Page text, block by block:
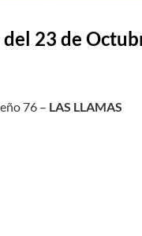
del 23 de
76 – LAS LLAMAS